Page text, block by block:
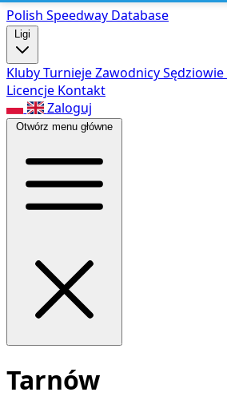
Polish Speedway Database
Ligi
KlubyTurniejeZawodnicySędziowie
Licencje Kontakt
Zaloguj
Otwórz menu główne
Tarnów